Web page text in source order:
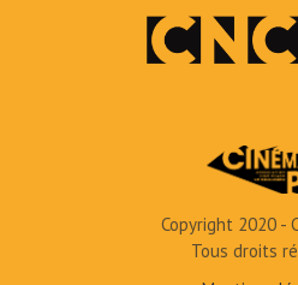
Copyright 2020 -
Tous droits